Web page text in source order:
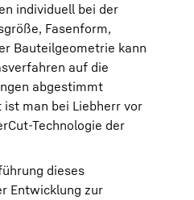
individuell bei der
Fasenform,
Bauteilgeometrie kann
auf die
abgestimmt
man bei Liebherr vor
Technologie der
dieses
Entwicklung zur